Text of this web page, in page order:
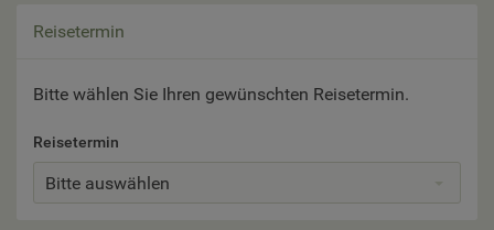
Reisetermin
Bitte wählen Sie Ihren gewünschten Reisetermin.
Reisetermin
Bitte auswählen